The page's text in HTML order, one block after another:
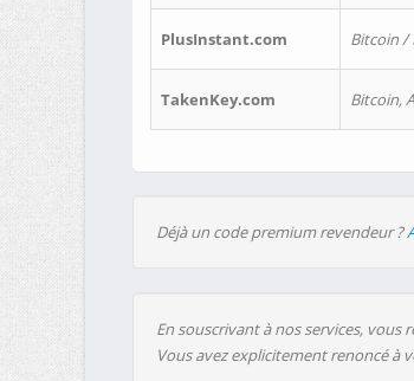
PlusInstant.com Bitcoin /
TakenKey.com Bitcoin,
Déjà un code premium revendeur ?
En souscrivant à nos services,
Vous avez explicitement renoncé